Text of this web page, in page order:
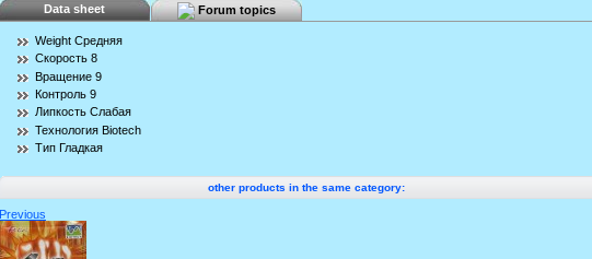
Data sheet Forum topics
Weight Средняя
Скорость 8
Вращение 9
Контроль 9
Липкость Слабая
Технология Biotech
Тип Гладкая
other products in the same category:
Previous